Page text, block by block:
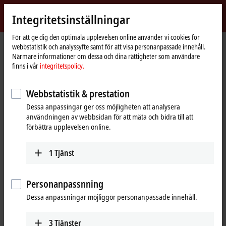
Beckhoff
-
New
Automation
Technology
HemsidaFöretaget
Nyheter
Innovative condition monitoring systems for compact drive trains in wind
Genom att klicka på ”Acceptera” visas videon och
integritetsinställningarna anpassas samt externt innehåll från
Dec 15, 2020
Integritetsinställningar
För att ge dig den optimala upplevelsen online använder vi cookies för
webbstatistik och analyssyfte samt för att visa personanpassade innehåll.
Närmare informationer om dessa och dina rättigheter som användare
finns i vår integritetspolicy.
Webbstatistik & prestation
Dessa anpassingar ger oss möjligheten att analysera
användningen av webbsidan för att mäta och bidra till att
förbättra upplevelsen online.
1 Tjänst
Personanpassnning
Dessa anpassningar möjliggör personanpassade innehåll.
3Tjänster